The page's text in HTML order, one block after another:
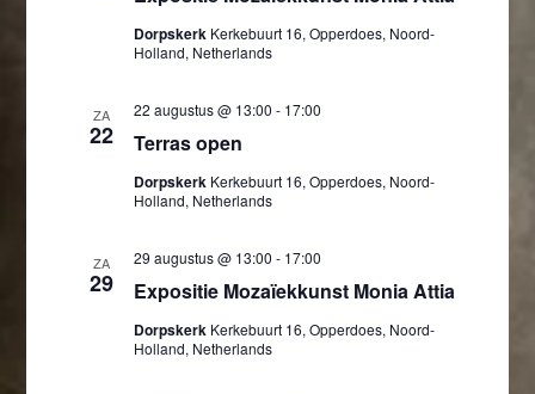
Dorpskerk Kerkebuurt 16, Opperdoes, Noord-
Holland, Netherlands
ZA
22 Terras open
22 augustus @ 13:00 - 17:00
Dorpskerk Kerkebuurt 16, Opperdoes, Noord-
Holland, Netherlands
ZA
29 Expositie Mozaïekkunst Monia Attia
29 augustus @ 13:00 - 17:00
Dorpskerk Kerkebuurt 16, Opperdoes, Noord-
Holland, Netherlands